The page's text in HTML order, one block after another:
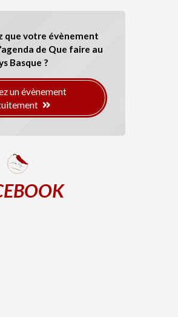
que votre évènement
de Que faire au
Basque ?
un évènement